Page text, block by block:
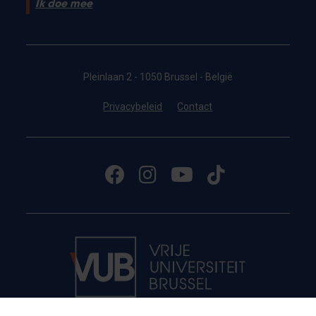
Ik doe mee
Pleinlaan 2 - 1050 Brussel - België
Privacybeleid Contact